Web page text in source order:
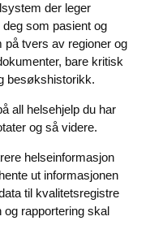
der leger
som pasient og
tvers av regioner og
bare kritisk
besøkshistorikk.
all helsehjelp du har
og så videre.
helseinformasjon
ut informasjonen
til kvalitetsregistre
rapportering skal